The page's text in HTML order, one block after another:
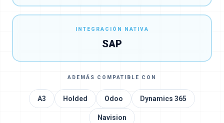
INTEGRACIÓN NATIVA
SAP
ADEMÁS COMPATIBLE CON
A3 Holded Odoo Dynamics 365
Navision